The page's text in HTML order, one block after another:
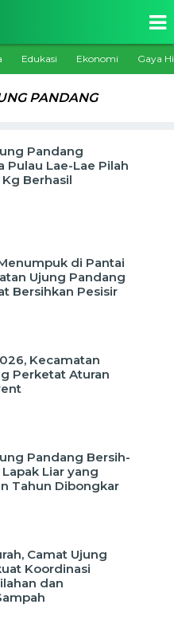
Edukasi Ekonomi Gaya
PANDANG
Pandang
Pulau Lae-Lae Pilah
Kg Berhasil
di Pantai
Ujung Pandang
Bersihkan Pesisir
Kecamatan
Perketat Aturan
Pandang Bersih-
Liar yang
Tahun Dibongkar
Camat Ujung
Koordinasi
dan